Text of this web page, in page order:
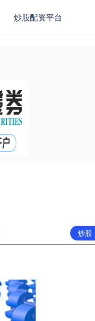
炒股配资平台
炒股